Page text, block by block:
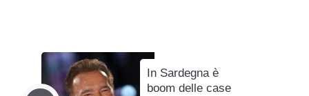
In Sardegna è
boom delle case